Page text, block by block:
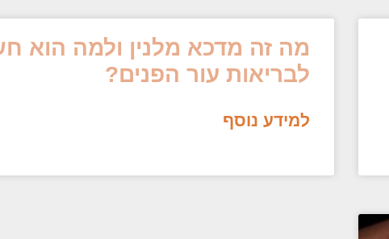
מה זה מדכא מלנין ולמה הוא
לבריאות עור הפנים?
למידע נוסף